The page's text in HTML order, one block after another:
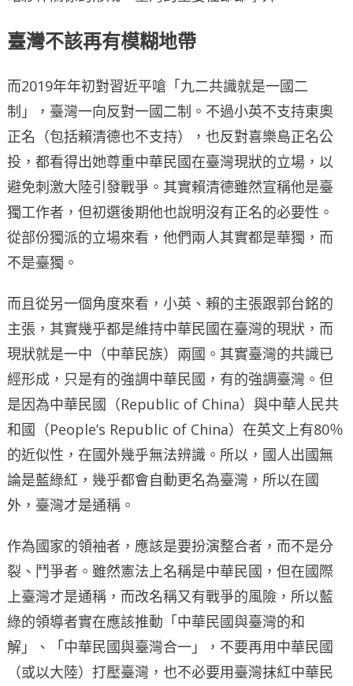
臺灣不該再有模糊地帶
而2019年年初對習近平嗆「九二共識就是一國二
制」，臺灣一向反對一國二制。不過小英不支持東奧
正名（包括賴清德也不支持），也反對喜樂島正名公
投，都看得出她尊重中華民國在臺灣現狀的立場，以
避免刺激大陸引發戰爭。其實賴清德雖然宣稱他是臺
獨工作者，但初選後期他也說明沒有正名的必要性。
從部份獨派的立場來看，他們兩人其實都是華獨，而
不是臺獨。
而且從另一個角度來看，小英、賴的主張跟郭台銘的
主張，其實幾乎都是維持中華民國在臺灣的現狀，而
現狀就是一中（中華民族）兩國。其實臺灣的共識已
經形成，只是有的強調中華民國，有的強調臺灣。但
是因為中華民國（Republic of China）與中華人民共
和國（People’s Republic of China）在英文上有80％
的近似性，在國外幾乎無法辨識。所以，國人出國無
論是藍綠紅，幾乎都會自動更名為臺灣，所以在國
外，臺灣才是通稱。
作為國家的領袖者，應該是要扮演整合者，而不是分
裂、鬥爭者。雖然憲法上名稱是中華民國，但在國際
上臺灣才是通稱，而改名稱又有戰爭的風險，所以藍
綠的領導者實在應該推動「中華民國與臺灣的和
解」、「中華民國與臺灣合一」，不要再用中華民國
（或以大陸）打壓臺灣，也不必要用臺灣抹紅中華民